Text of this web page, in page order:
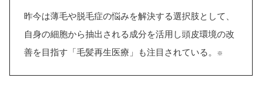
昨今は薄毛や脱毛症の悩みを解決する選択肢として、
自身の細胞から抽出される成分を活用し頭皮環境の改
善を目指す「毛髪再生医療」も注目されている。
※